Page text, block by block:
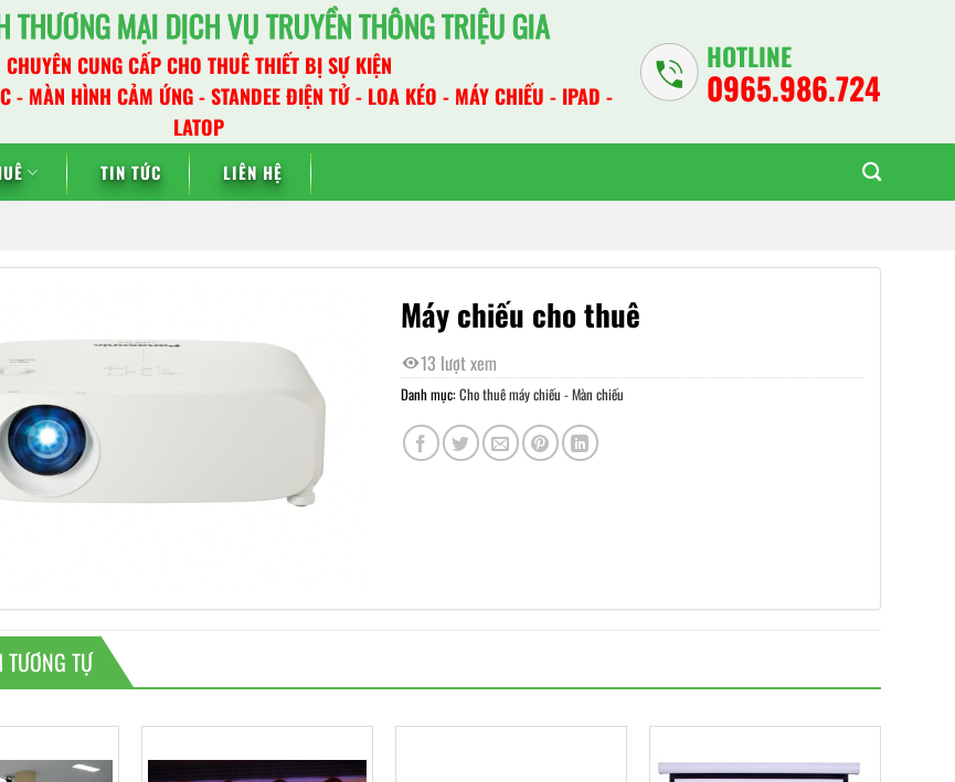
THƯƠNG MẠI DỊCH VỤ TRUYỀN THÔNG TRIỆU GIA
CHUYÊN CUNG CẤP CHO THUÊ THIẾT BỊ SỰ KIỆN
- MÀN HÌNH CẢM ỨNG - STANDEE ĐIỆN TỬ - LOA KÉO - MÁY CHIẾU - IPAD -
LATOP
HOTLINE
0965.986.724
TIN TỨC LIÊN HỆ
Máy chiếu cho thuê
13 lượt xem
Danh mục:Cho thuê máy chiếu - Màn chiếu
TỰ